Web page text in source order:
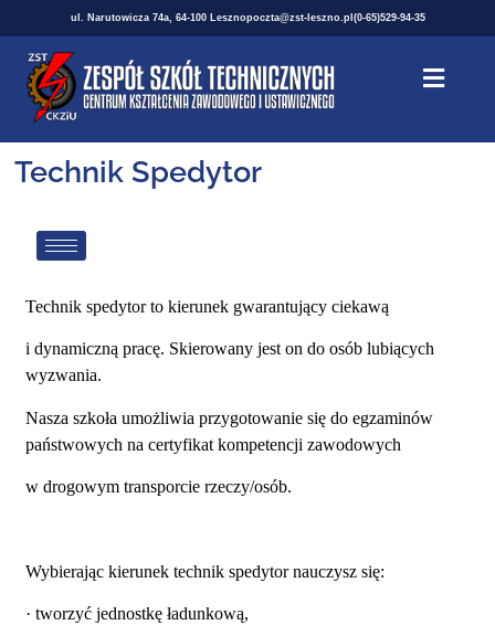
ul. Narutowicza 74a, 64-100 Lesznopoczta@zst-leszno.pl (0-65)529-94-35
Technik Spedytor
Technik spedytor to kierunek gwarantujący ciekawą
i dynamiczną pracę. Skierowany jest on do osób lubiących
wyzwania.
Nasza szkoła umożliwia przygotowanie się do egzaminów
państwowych na certyfikat kompetencji zawodowych
w drogowym transporcie rzeczy/osób.
Wybierając kierunek technik spedytor nauczysz się:
· tworzyć jednostkę ładunkową,